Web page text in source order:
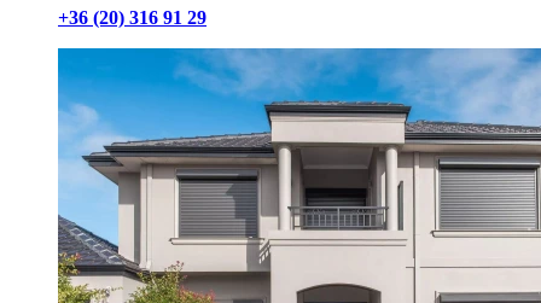
+36 (20) 316 91 29